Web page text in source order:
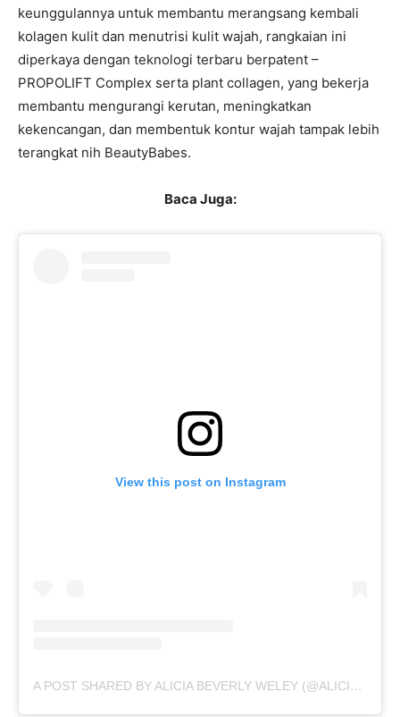
keunggulannya untuk membantu merangsang kembali
kolagen kulit dan menutrisi kulit wajah, rangkaian ini
diperkaya dengan teknologi terbaru berpatent –
PROPOLIFT Complex serta plant collagen, yang bekerja
membantu mengurangi kerutan, meningkatkan
kekencangan, dan membentuk kontur wajah tampak lebih
terangkat nih BeautyBabes.
Baca Juga:
View this post on Instagram
A POST SHARED BY ALICIA BEVERLY WELEY (@ALICIABEVERLYW)